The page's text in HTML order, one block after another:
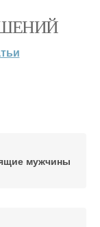
мужчины